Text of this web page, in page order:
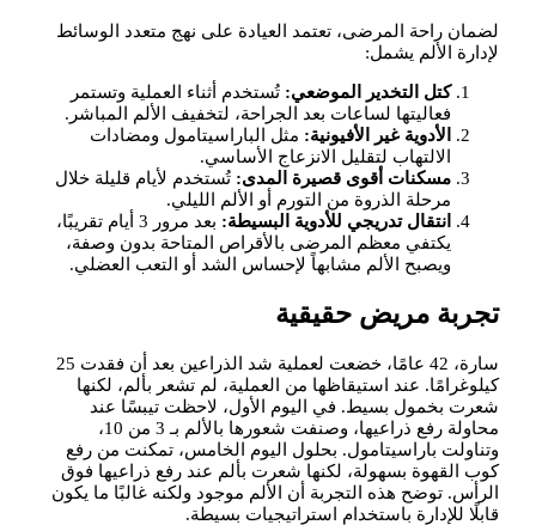
لضمان راحة المرضى، تعتمد العيادة على نهج متعدد الوسائط
لإدارة الألم يشمل:
كتل التخدير الموضعي: تُستخدم أثناء العملية وتستمر
فعاليتها لساعات بعد الجراحة، لتخفيف الألم المباشر.
الأدوية غير الأفيونية: مثل الباراسيتامول ومضادات
الالتهاب لتقليل الانزعاج الأساسي.
مسكنات أقوى قصيرة المدى: تُستخدم لأيام قليلة خلال
مرحلة الذروة من التورم أو الألم الليلي.
انتقال تدريجي للأدوية البسيطة:
بعد مرور 3 أيام تقريبًا،
يكتفي معظم المرضى بالأقراص المتاحة بدون وصفة،
ويصبح الألم مشابهاً لإحساس الشد أو التعب العضلي.
تجربة مريض حقيقية
سارة، 42 عامًا، خضعت لعملية شد الذراعين بعد أن فقدت 25
كيلوغرامًا. عند استيقاظها من العملية، لم تشعر بألم، لكنها
شعرت بخمول بسيط. في اليوم الأول، لاحظت تيبسًا عند
محاولة رفع ذراعيها، وصنفت شعورها بالألم بـ 3 من 10،
وتناولت باراسيتامول. بحلول اليوم الخامس، تمكنت من رفع
كوب القهوة بسهولة، لكنها شعرت بألم عند رفع ذراعيها فوق
الرأس. توضح هذه التجربة أن الألم موجود ولكنه غالبًا ما يكون
قابلًا للإدارة باستخدام استراتيجيات بسيطة.